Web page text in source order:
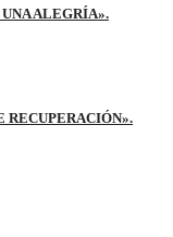
ALEGRÍA».
RECUPERACIÓN».